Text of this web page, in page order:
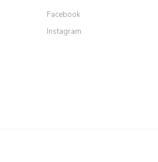
Facebook
Instagram